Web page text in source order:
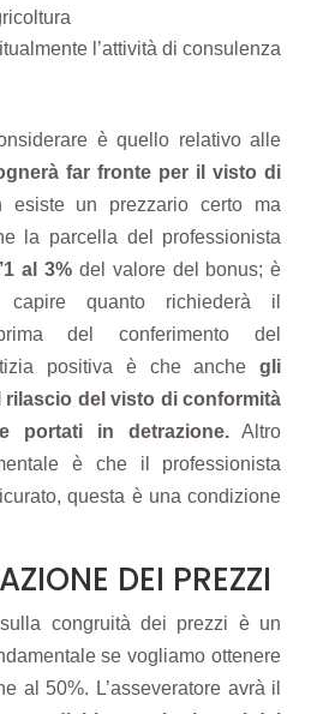
l’attività di consulenza
è quello relativo alle
far fronte per il visto di
un prezzario certo ma
la parcella del professionista
al 3% del valore del bonus; è
capire quanto richiederà il
del conferimento del
positiva è che anche gli
rilascio del visto di conformità
portati in detrazione.Altro
è che il professionista
questa è una condizione
DEI PREZZI
sulla congruità dei prezzi è un
se vogliamo ottenere
al 50%. L’asseveratore avrà il